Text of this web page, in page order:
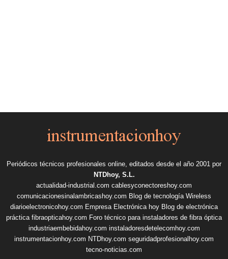
Periódicos técnicos profesionales online, editados desde el año 2001 por
NTDhoy, S.L.
actualidad-industrial.com cablesyconectoreshoy.com
comunicacionesinalambricashoy.com Blog de tecnología Wireless
diarioelectronicohoy.com Empresa Electrónica hoy Blog de electrónica
práctica fibraopticahoy.com Foro técnico para instaladores de fibra óptica
industriaembebidahoy.com instaladoresdetelecomhoy.com
instrumentacionhoy.com NTDhoy.com seguridadprofesionalhoy.com
tecno-noticias.com